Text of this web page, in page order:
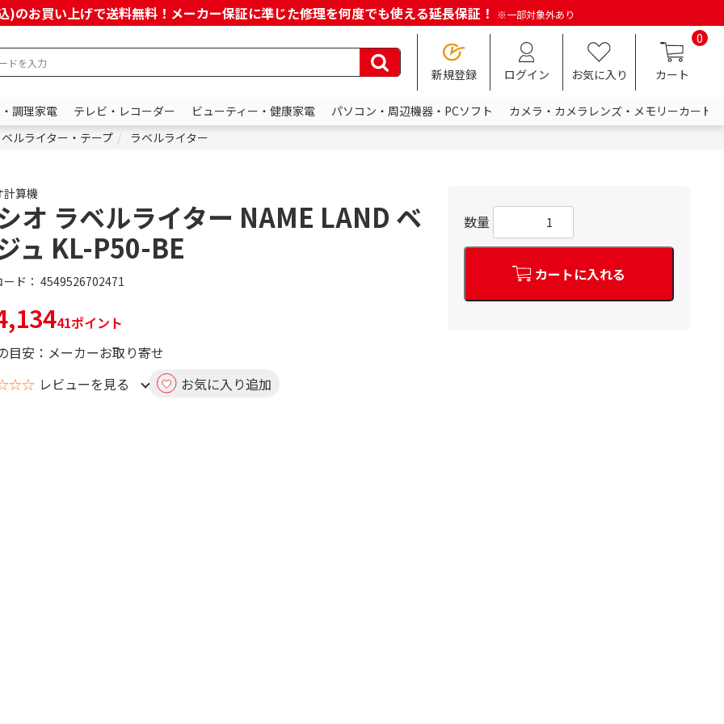
のお買い上げで送料無料！メーカー保証に準じた修理を何度でも使える延長保証！ ※一部対象外あり
新規登録 ログイン お気に入り
0
カート
調理家電 テレビ・レコーダー ビューティー・健康家電 パソコン・周辺機器・PCソフト
カメラ・カメラレンズ・メモリーカード
ルライター・テープ
ラベルライター
計算機
オ ラベルライター NAME LAND ベ
ュ KL-P50-BE
ド： 4549526702471
41ポイント
目安：メーカーお取り寄せ
レビューを見る お気に入り追加
数量
カートに入れる